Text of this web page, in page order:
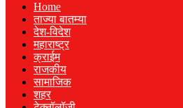
Home
ताज्या बातम्या
देश-विदेश
महाराष्ट्र
क्राईम
राजकीय
सामाजिक
शहर